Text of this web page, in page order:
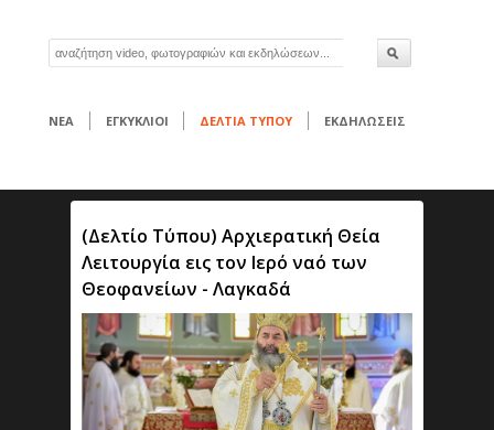
ΝΕΑ ΕΓΚΥΚΛΙΟΙ ΔΕΛΤΙΑ ΤΥΠΟΥ ΕΚΔΗΛΩΣΕΙΣ
(Δελτίο Τύπου) Αρχιερατική Θεία
Λειτουργία εις τον Ιερό ναό των
Θεοφανείων - Λαγκαδά